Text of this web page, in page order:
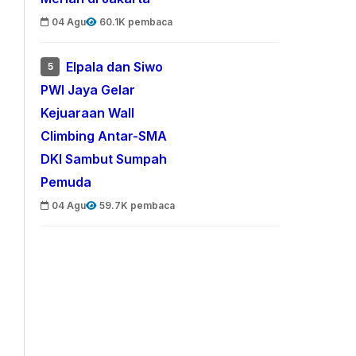
04 Agu 60.1K pembaca
5
Elpala dan Siwo
PWI Jaya Gelar
Kejuaraan Wall
Climbing Antar-SMA
DKI Sambut Sumpah
Pemuda
04 Agu 59.7K pembaca